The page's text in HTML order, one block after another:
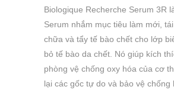
Biologique Recherche Serum 3R
Serum nhắm mục tiêu làm mới,
chữa và tẩy tế bào chết cho lớp
bỏ tế bào da chết. Nó giúp kích
phòng vệ chống oxy hóa của cơ
lại các gốc tự do và bảo vệ chống